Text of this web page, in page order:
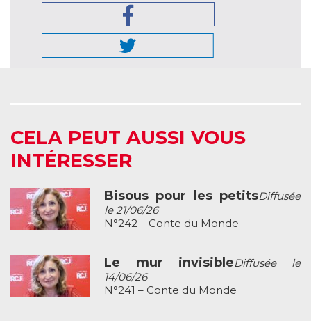
CELA PEUT AUSSI VOUS
INTÉRESSER
Bisous pour les petitsDiffusée
le 21/06/26
N°242 – Conte du Monde
Le mur invisibleDiffusée le
14/06/26
N°241 – Conte du Monde